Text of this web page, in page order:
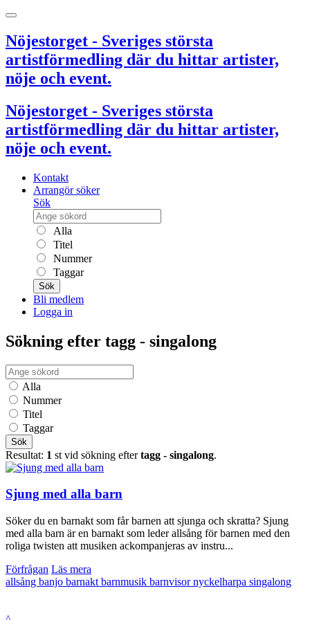
Nöjestorget - Sveriges största
artistförmedling där du hittar artister,
nöje och event.
Nöjestorget - Sveriges största
artistförmedling där du hittar artister,
nöje och event.
Kontakt
Arrangör söker
Sök
Alla
Titel
Nummer
Taggar
Sök
Bli medlem
Logga in
Sökning efter tagg - singalong
Alla
Nummer
Titel
Taggar
Sök
Resultat: 1 st vid sökning eftertagg - singalong.
Sjung med alla barn
Söker du en barnakt som får barnen att sjunga och skratta? Sjung
med alla barn är en barnakt som leder allsång för barnen med den
roliga twisten att musiken ackompanjeras av instru...
Förfrågan Läs mera
allsång banjo barnakt barnmusik barnvisornyckelharpa singalong